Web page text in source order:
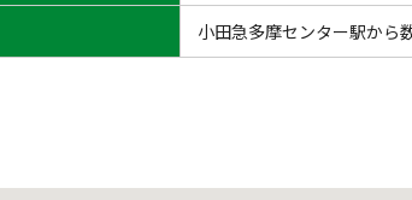
小田急多摩センター駅から